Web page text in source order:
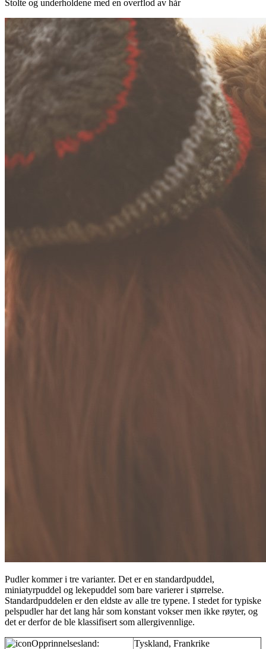
Stolte og underholdene med en overflod av hår
Pudler kommer i tre varianter. Det er en standardpuddel,
miniatyrpuddel og lekepuddel som bare varierer i størrelse.
Standardpuddelen er den eldste av alle tre typene. I stedet for typiske
pelspudler har det lang hår som konstant vokser men ikke røyter, og
det er derfor de ble klassifisert som allergivennlige.
Opprinnelsesland:
Tyskland, Frankrike